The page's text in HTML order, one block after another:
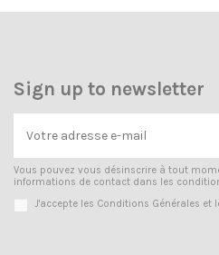
Sign up to newsletter
Vous pouvez vous désinscrire à tout
informations de contact dans les
J'accepte les Conditions Générales et